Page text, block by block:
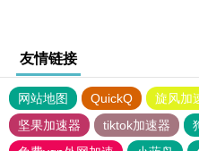
友情链接
网站地图 QuickQ 旋风加
坚果加速器
tiktok加速器